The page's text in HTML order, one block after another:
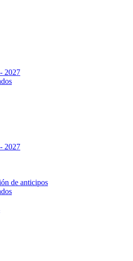
2027
2027
de anticipos